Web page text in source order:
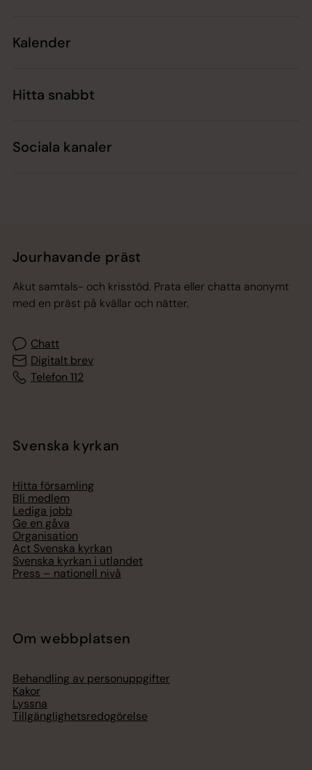
Kalender
Hitta snabbt
Sociala kanaler
Jourhavande präst
Akut samtals- och krisstöd. Prata eller chatta anonymt
med en präst på kvällar och nätter.
Chatt
Digitalt brev
Telefon 112
Svenska kyrkan
Hitta församling
Bli medlem
Lediga jobb
Ge en gåva
Organisation
Act Svenska kyrkan
Svenska kyrkan i utlandet
Press – nationell nivå
Om webbplatsen
Behandling av personuppgifter
Kakor
Lyssna
Tillgänglighetsredogörelse